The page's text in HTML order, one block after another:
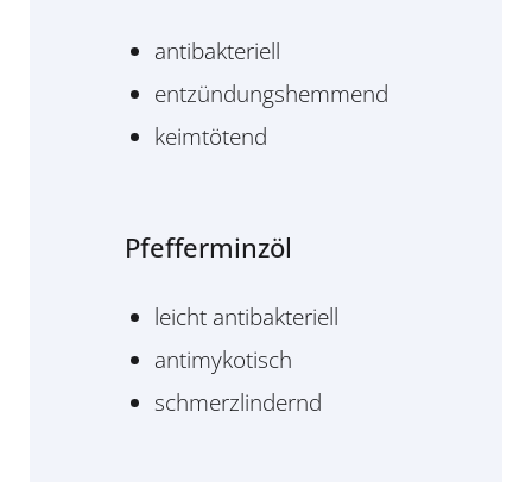
antibakteriell
entzündungshemmend
keimtötend
Pfefferminzöl
leicht antibakteriell
antimykotisch
schmerzlindernd